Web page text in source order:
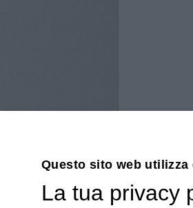
Questo sito web utilizza
La tua privacy